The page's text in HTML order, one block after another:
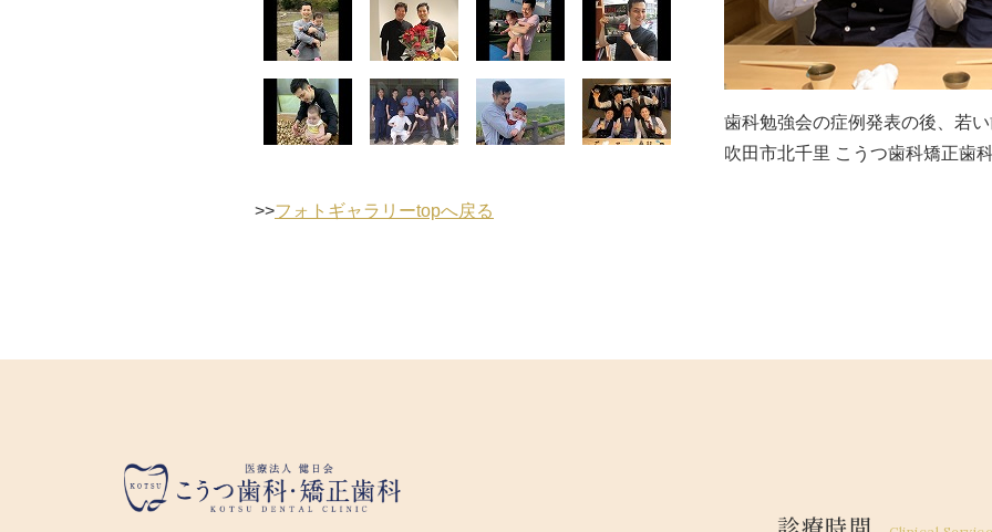
歯科勉強会の症例発表の後、若
吹田市北千里 こうつ歯科矯正歯
>>フォトギャラリーtopへ戻る